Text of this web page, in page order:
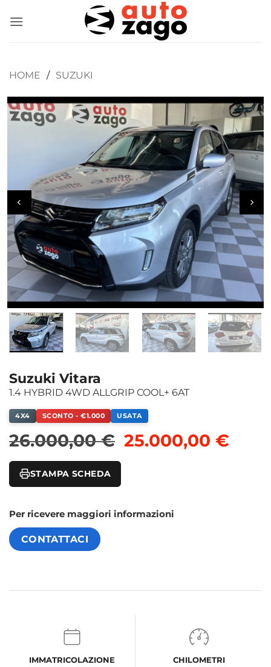
HOME / SUZUKI
Suzuki Vitara
1.4 HYBRID 4WD ALLGRIP COOL+ 6AT
4X4 SCONTO - €1.000 USATA
26.000,00€ Il prezzo
25.000,00€
STAMPA SCHEDA
Per ricevere maggiori informazioni
CONTATTACI
IMMATRICOLAZIONE CHILOMETRI